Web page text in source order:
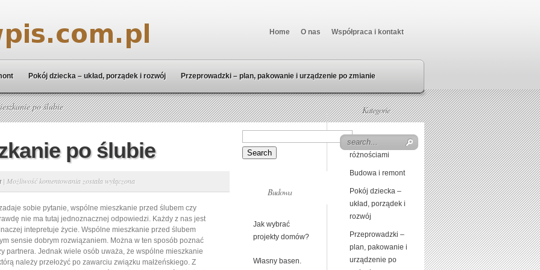
Home O nas Współpraca i kontakt
Pokój dziecka – układ, porządek i rozwój Przeprowadzki – plan, pakowanie i urządzenie po zmianie
po ślubie
po ślubie
| Możliwość komentowania Wspólne
mieszkanie
po
ślubie
została wyłączona
sobie pytanie, wspólne mieszkanie przed ślubem czy
nie ma tutaj jednoznacznej odpowiedzi. Każdy z nas jest
intepretuje życie. Wspólne mieszkanie przed ślubem
sensie dobrym rozwiązaniem. Można w ten sposób poznać
partnera. Jednak wiele osób uważa, że wspólne mieszkanie
należy przełożyć po zawarciu związku małżeńskiego. Z
Budowa
Jak wybrać
projekty domów?
Własny basen.
Kategorie
Beczka z
różnościami
Budowa i remont
Pokój dziecka –
układ, porządek i
rozwój
Przeprowadzki –
plan, pakowanie i
urządzenie po